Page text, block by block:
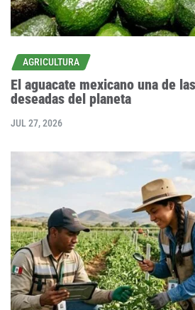
AGRICULTURA
El aguacate mexicano una de
deseadas del planeta
JUL 27, 2026